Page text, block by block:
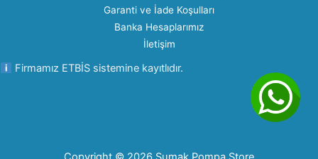
Garanti ve İade Koşulları
Banka Hesaplarımız
İletişim
Firmamız ETBİS sistemine kayıtlıdır.